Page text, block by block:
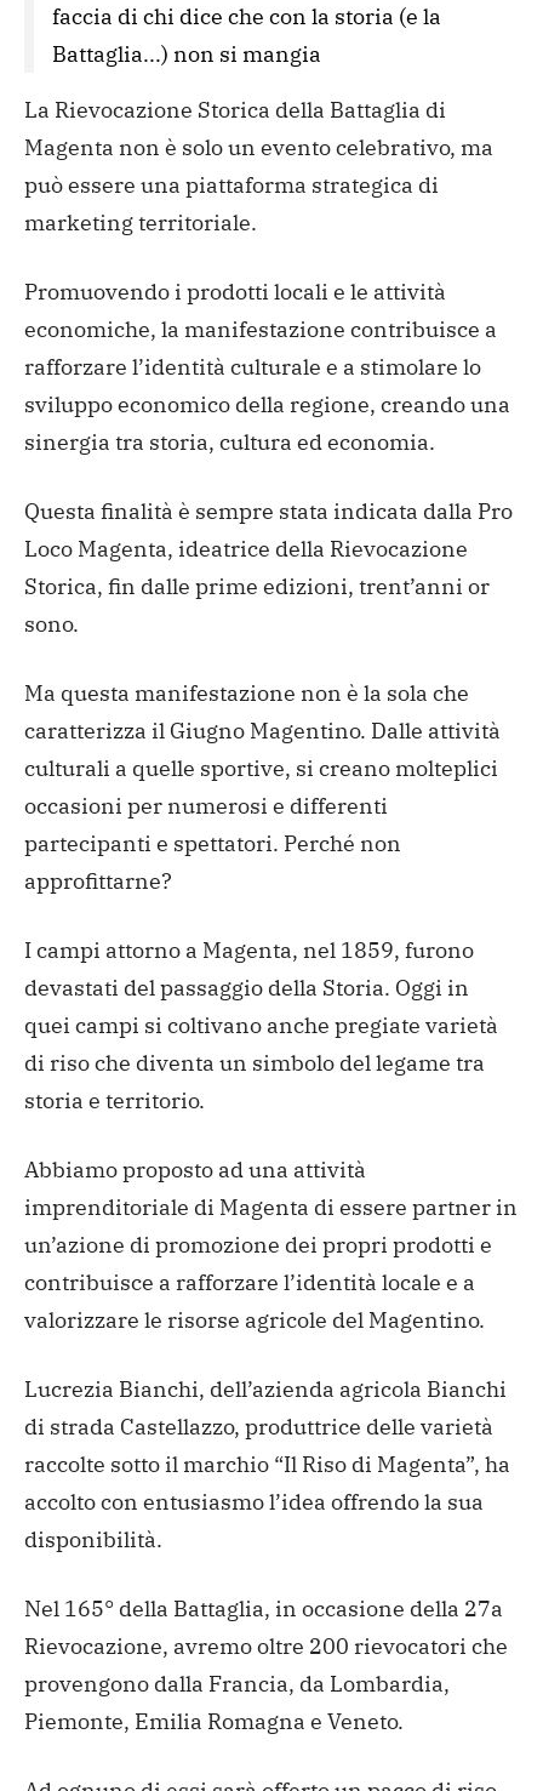
faccia di chi dice che con la storia (e la
Battaglia...) non si mangia
La Rievocazione Storica della Battaglia di
Magenta non è solo un evento celebrativo, ma
può essere una piattaforma strategica di
marketing territoriale.
Promuovendo i prodotti locali e le attività
economiche, la manifestazione contribuisce a
rafforzare l’identità culturale e a stimolare lo
sviluppo economico della regione, creando una
sinergia tra storia, cultura ed economia.
Questa finalità è sempre stata indicata dalla Pro
Loco Magenta, ideatrice della Rievocazione
Storica, fin dalle prime edizioni, trent’anni or
sono.
Ma questa manifestazione non è la sola che
caratterizza il Giugno Magentino. Dalle attività
culturali a quelle sportive, si creano molteplici
occasioni per numerosi e differenti
partecipanti e spettatori. Perché non
approfittarne?
I campi attorno a Magenta, nel 1859, furono
devastati del passaggio della Storia. Oggi in
quei campi si coltivano anche pregiate varietà
di riso che diventa un simbolo del legame tra
storia e territorio.
Abbiamo proposto ad una attività
imprenditoriale di Magenta di essere partner in
un’azione di promozione dei propri prodotti e
contribuisce a rafforzare l’identità locale e a
valorizzare le risorse agricole del Magentino.
Lucrezia Bianchi, dell’azienda agricola Bianchi
di strada Castellazzo, produttrice delle varietà
raccolte sotto il marchio “Il Riso di Magenta”, ha
accolto con entusiasmo l’idea offrendo la sua
disponibilità.
Nel 165° della Battaglia, in occasione della 27a
Rievocazione, avremo oltre 200 rievocatori che
provengono dalla Francia, da Lombardia,
Piemonte, Emilia Romagna e Veneto.